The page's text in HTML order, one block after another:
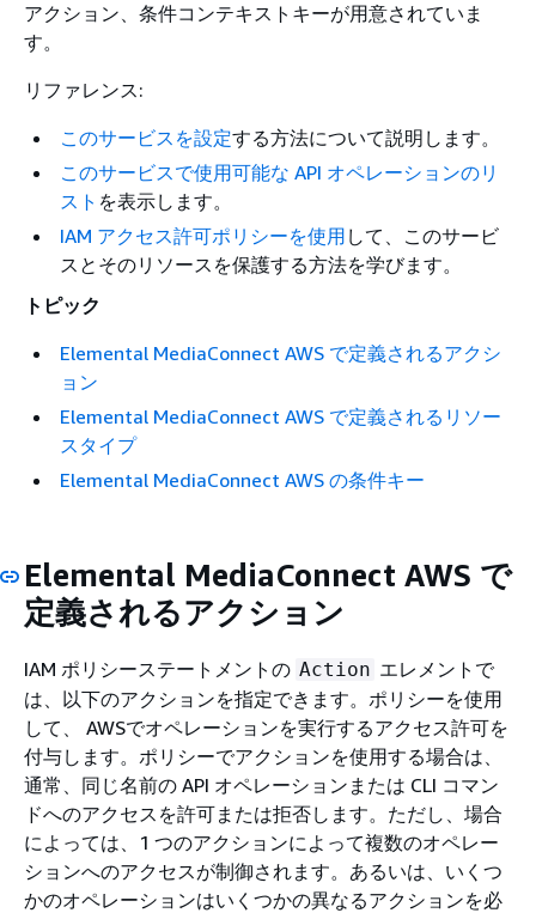
アクション、条件コンテキストキーが用意されていま
す。
リファレンス:
このサービスを設定する方法について説明します。
このサービスで使用可能な API オペレーションのリ
スト を表示します。
IAM アクセス許可ポリシーを使用 して、このサービ
スとそのリソースを保護する方法を学びます。
トピック
Elemental MediaConnect AWS で定義されるアクシ
ョン
Elemental MediaConnect AWS で定義されるリソー
スタイプ
Elemental MediaConnect AWS の条件キー
Elemental MediaConnect AWS で
定義されるアクション
IAM ポリシーステートメントの Action エレメントで
は、以下のアクションを指定できます。ポリシーを使用
して、 AWSでオペレーションを実行するアクセス許可を
付与します。ポリシーでアクションを使用する場合は、
通常、同じ名前の API オペレーションまたは CLI コマン
ドへのアクセスを許可または拒否します。ただし、場合
によっては、1 つのアクションによって複数のオペレー
ションへのアクセスが制御されます。あるいは、いくつ
かのオペレーションはいくつかの異なるアクションを必